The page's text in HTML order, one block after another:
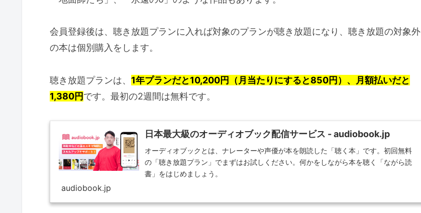
会員登録後は、聴き放題プランに入れば対象のプランが聴き放題になり、聴き放題の対象外
の本は個別購入をします。
聴き放題プランは、 1年プランだと10,200円（月当たりにすると850円）、月額払いだと
1,380円です。最初の2週間は無料です。
日本最大級のオーディオブック配信サービス - audiobook.jp
オーディオブックとは、ナレーターや声優が本を朗読した「聴く本」です。初回無料
の「聴き放題プラン」でまずはお試しください。何かをしながら本を聴く「ながら読
書」をはじめましょう。
audiobook.jp